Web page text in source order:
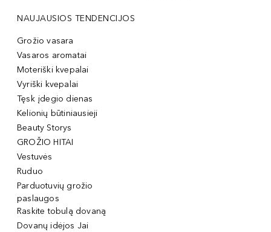
NAUJAUSIOS TENDENCIJOS
Grožio vasara
Vasaros aromatai
Moteriški kvepalai
Vyriški kvepalai
Tęsk įdegio dienas
Kelionių būtiniausieji
Beauty Storys
GROŽIO HITAI
Vestuvės
Ruduo
Parduotuvių grožio
paslaugos
Raskite tobulą dovaną
Dovanų idėjos Jai